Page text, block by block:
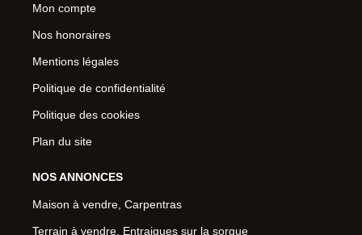
Mon compte
Nos honoraires
Mentions légales
Politique de confidentialité
Politique des cookies
Plan du site
NOS ANNONCES
Maison à vendre, Carpentras
Terrain à vendre, Entraigues sur la sorgue